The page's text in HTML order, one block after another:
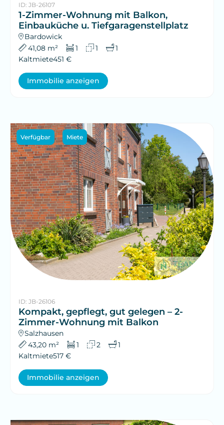
ID: JB-26107
1-Zimmer-Wohnung mit Balkon,
Einbauküche u. Tiefgaragenstellplatz
Bardowick
41,08 m²
1 1
1
Kaltmiete451 €
Immobilie anzeigen
Verfügbar Miete
ID: JB-26106
Kompakt, gepflegt, gut gelegen – 2-
Zimmer-Wohnung mit Balkon
Salzhausen
43,20 m²
1 2
1
Kaltmiete517 €
Immobilie anzeigen